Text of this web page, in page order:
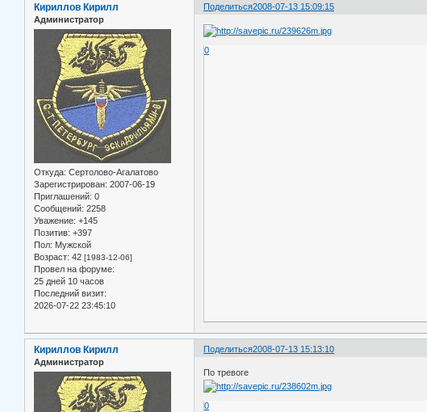
Поделиться2008-07-13 15:09:15
Кириллов Кирилл
Администратор
Откуда: Сертолово-Агалатово
Зарегистрирован: 2007-06-19
Приглашений: 0
Сообщений: 2258
Уважение: +145
Позитив: +397
Пол: Мужской
Возраст: 42 [1983-12-06]
Провел на форуме:
25 дней 10 часов
Последний визит:
2026-07-22 23:45:10
0
Поделиться2008-07-13 15:13:10
Кириллов Кирилл
Администратор
По тревоге
0